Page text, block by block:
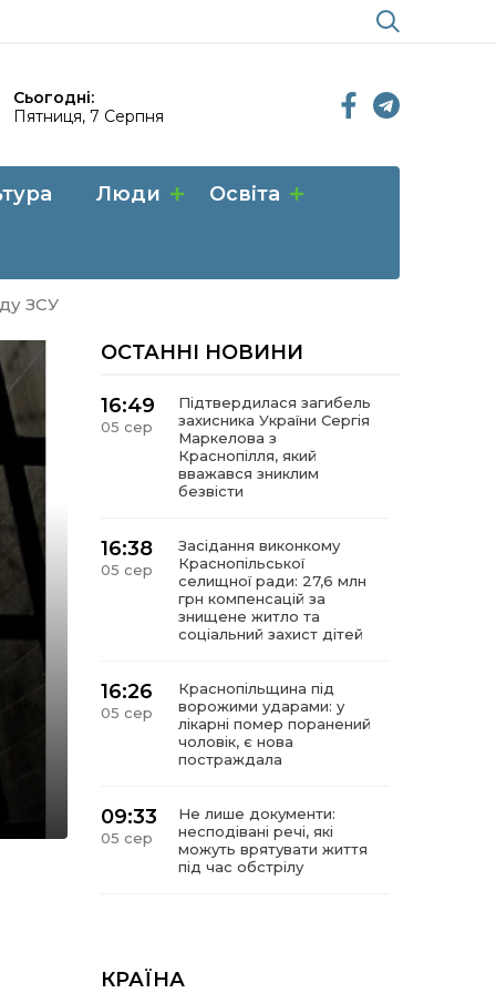
Сьогодні:
Пятниця, 7 Серпня
Люди Освіта
ЗСУ
ОСТАННІ НОВИНИ
16:49
05 сер
Підтвердилася загибель
захисника України Сергія
Маркелова з
Краснопілля, який
вважався зниклим
безвісти
16:38
05 сер
Засідання виконкому
Краснопільської
селищної ради: 27,6 млн
грн компенсацій за
знищене житло та
соціальний захист дітей
16:26
05 сер
Краснопільщина під
ворожими ударами: у
лікарні помер поранений
чоловік, є нова
постраждала
09:33
05 сер
Не лише документи:
несподівані речі, які
можуть врятувати життя
під час обстрілу
КРАЇНА